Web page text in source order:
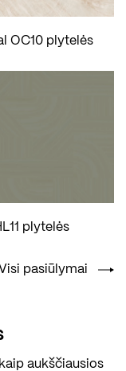
OC10 plytelės
plytelės
pasiūlymai
aukščiausios